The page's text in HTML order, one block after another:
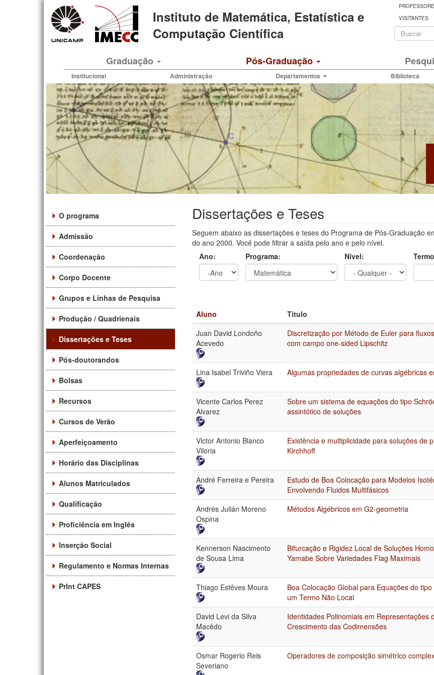
Instituto de Matemática, Estatística e
Computação Científica
VISITANTES
Graduação Pós-Graduação
Institucional Administração Departamentos Biblioteca
O programa
Admissão
Coordenação
Corpo Docente
Grupos e Linhas de Pesquisa
Produção / Quadrienais
Dissertações e Teses
Pós-doutorandos
Bolsas
Recursos
Cursos de Verão
Aperfeiçoamento
Horário das Disciplinas
Alunos Matriculados
Qualificação
Proficiência em Inglês
Inserção Social
Regulamento e Normas Internas
PrInt CAPES
Dissertações e Teses
Seguem abaixo as dissertações e teses do Programa de Pós-Graduação
do ano 2000. Você pode filtrar a saída pelo ano e pelo nível.
Ano:
Programa: Nível:
Aluno Título
Juan David Londoño
Acevedo
Discretização por Método de Euler para
com campo one-sided Lipschitz
Lina Isabel Triviño Viera Algumas propriedades de curvas algébricas
Vicente Carlos Perez
Alvarez
Sobre um sistema de equações do tipo
assintótico de soluções
Victor Antonio Blanco
Viloria
Existência e multiplicidade para soluções de
Kirchhoff
André Ferreira e Pereira
Estudo de Boa Colocação para Modelos
Envolvendo Fluidos Multifásicos
Andrés Julián Moreno
Ospina
Métodos Algébricos em G2-geometria
Kennerson Nascimento
de Sousa Lima
Bifurcação e Rigidez Local de Soluções
Yamabe Sobre Variedades Flag Maximais
Thiago Estêves Moura
Boa Colocação Global para Equações do
um Termo Não Local
David Levi da Silva
Macêdo
Identidades Polinomiais em Representações
Crescimento das Codimensões
Osmar Rogerio Reis
Severiano
Operadores de composição simétrico